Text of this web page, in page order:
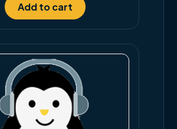
Add to cart